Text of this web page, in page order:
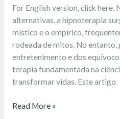
For English version, click here.
alternativas, a hipnoterapia
místico e o empírico,
rodeada de mitos. No
entretenimento e dos
terapia fundamentada na
transformar vidas. Este artigo
Ciência
Explicada
Read More »